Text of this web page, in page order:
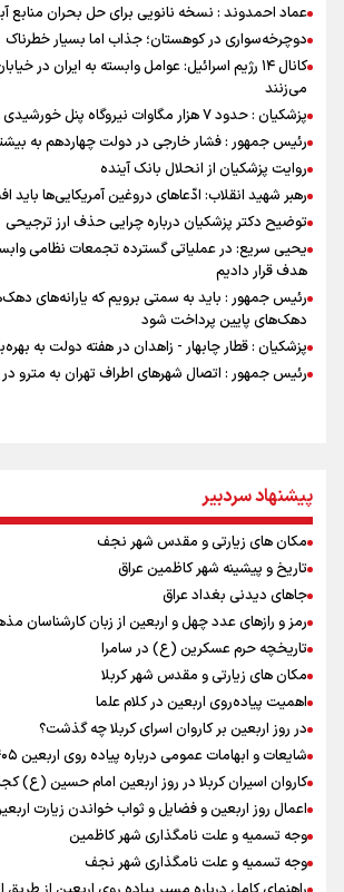
عماد احمدوند : نسخه نانویی برای حل بحران منابع
دوچرخه‌سواری در کوهستان؛ جذاب اما بسیار خطرناک
کانال ۱۴ رژیم اسرائیل: عوامل وابسته به ایران در
می‌زنند
پزشکیان : حدود ۷ هزار مگاوات نیروگاه پنل خورشیدی وارد مدار شده است
رئیس جمهور : فشار خارجی در دولت چهاردهم به
روایت پزشکیان از انحلال بانک آینده
رهبر شهید انقلاب: ادّعاهای دروغین آمریکایی‌ها باید
توضیح دکتر پزشکیان درباره چرایی حذف ارز ترجیحی
یحیی سریع: در عملیاتی گسترده تجمعات نظامی
هدف قرار دادیم
رئیس جمهور : باید به سمتی برویم که یارانه‌های
دهک‌های پایین پرداخت شود
پزشکیان : قطار چابهار - زاهدان در هفته دولت به
رئیس جمهور : اتصال شهرهای اطراف تهران به مترو
رئیس جمهور : در کنار گسترش فضاهای آموزشی،
امیررضا غلامی، ملی پوش تکواندو : تمرکزم روی
بازی های آسیایی
جابجایی مرکز ثقل اقتصاد جهان انجام شد/ فرصت
ایران +نمودار
رادین زینالی، ملی پوش تکواندو : قدم به قدم تلاش می
المپیک برسم
ونس: ایرانی‌ها مذاکره‌کنندگان سرسختی هستند
شنیده شدن صدای ۲ انفجار در یک نفتکش در حال عبور از تنگه هرمز
اردوی تیم ملی تکواندو
پیشنهاد سردبیر
مکان های زیارتی و مقدس شهر نجف
تاریخ و پیشینه شهر کاظمین عراق
جاهای دیدنی بغداد عراق
رمز و رازهای عدد چهل و اربعین از زبان کارشناسان
تاریخچه حرم عسکرین (ع) در سامرا
مکان های زیارتی و مقدس شهر کربلا
اهمیت پیاده‌روی اربعین در کلام علما
در روز اربعین بر کاروان اسرای کربلا چه گذشت؟
شایعات و ابهامات عمومی درباره پیاده روی اربعین ۱۴۰۵
کاروان اسیران کربلا در روز اربعین امام حسین (ع)
اعمال روز اربعین و فضایل و ثواب خواندن زیارت
وجه تسمیه و علت نامگذاری شهر کاظمین
وجه تسمیه و علت نامگذاری شهر نجف